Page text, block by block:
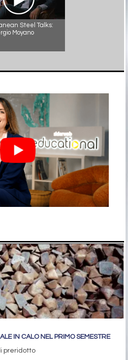
Steel Talks:
Moyano
IN CALO NEL PRIMO SEMESTRE
preridotto